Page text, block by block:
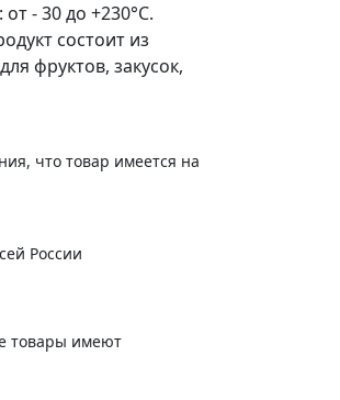
- 30 до +230°С.
состоит из
фруктов, закусок,
что товар имеется на
России
товары имеют